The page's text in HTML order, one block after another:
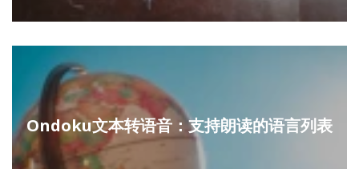
Ondoku文本转语音：支持朗读的语言列表